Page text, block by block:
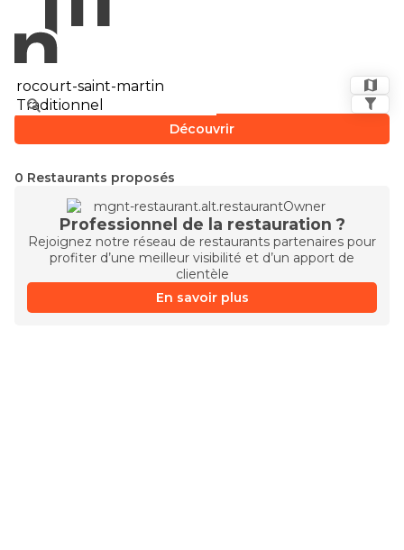
Découvrir
0 Restaurants proposés
Professionnel de la restauration ?
Rejoignez notre réseau de restaurants partenaires pour
profiter d’une meilleur visibilité et d’un apport de
clientèle
En savoir plus